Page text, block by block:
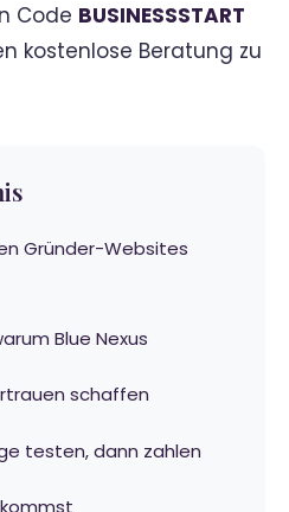
Code BUSINESSSTART
kostenlose Beratung zu
Gründer-Websites
Blue Nexus
schaffen
testen, dann zahlen